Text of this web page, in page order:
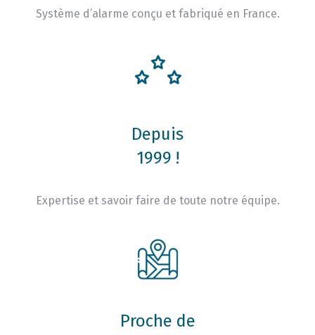
Système d’alarme conçu et fabriqué en France.
Depuis
1999 !
Expertise et savoir faire de toute notre équipe.
Proche de